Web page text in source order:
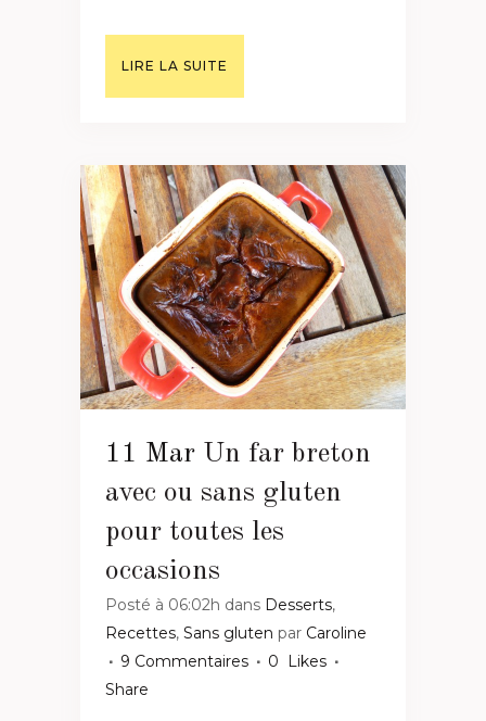
LIRE LA SUITE
11 Mar Un far breton
avec ou sans gluten
pour toutes les
occasions
Posté à 06:02h dans Desserts,
Recettes, Sans gluten par Caroline
9 Commentaires
0
Likes
Share